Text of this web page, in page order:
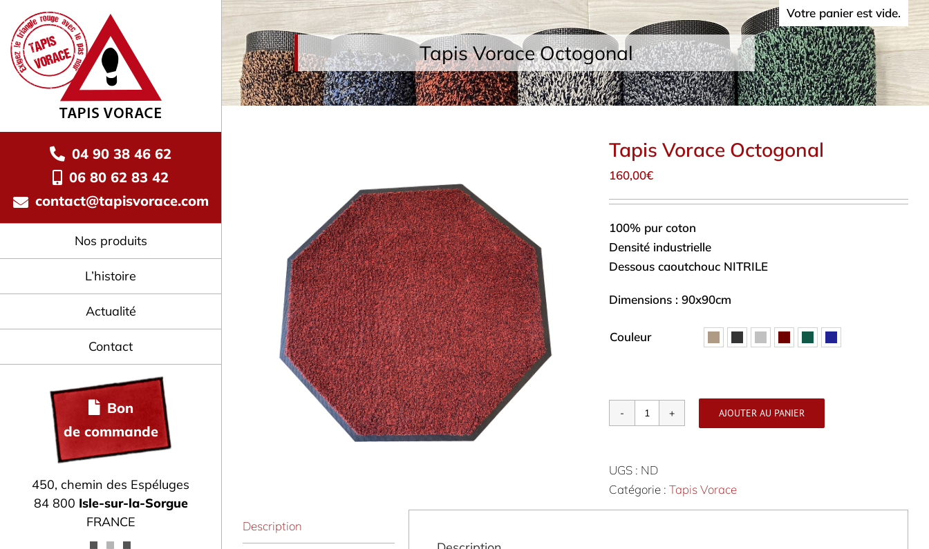
content
04 90 38 46 62
06 80 62 83 42
contact@tapisvorace.com
Nos produits
L’histoire
Actualité
Contact
Bon
de commande
450, chemin des Espéluges
84 800 Isle-sur-la-Sorgue
FRANCE
Tapis Vorace Octogonal
Votre panier est vide.
Tapis Vorace Octogonal
160,00€
100% pur coton
Densité industrielle
Dessous caoutchouc NITRILE
Dimensions : 90x90cm
Couleur
quantité
Vorace
Octogonal
AJOUTER AU PANIER
UGS : ND
Catégorie : Tapis Vorace
Description